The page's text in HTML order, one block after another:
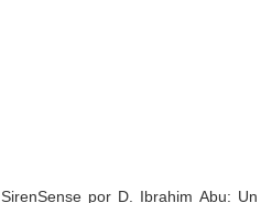
SirenSense por D. Ibrahim Abu: